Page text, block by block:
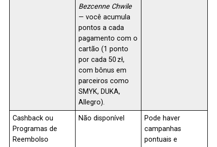
Bezcenne Chwile
— você acumula
pontos a cada
pagamento com o
cartão (1 ponto
por cada 50 zł,
com bônus em
parceiros como
SMYK, DUKA,
Allegro).
Cashback ou
Programas de
Reembolso
Não disponível
Pode haver
campanhas
pontuais e